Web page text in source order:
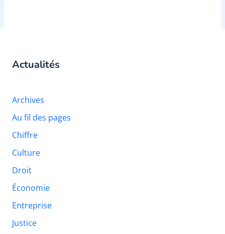
Actualités
Archives
Au fil des pages
Chiffre
Culture
Droit
Économie
Entreprise
Justice